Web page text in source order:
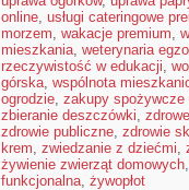
online, usługi cateringowe
morzem, wakacje premium,
mieszkania, weterynaria
rzeczywistość w edukacji,
górska, wspólnota
ogrodzie, zakupy spożywcze
zbieranie deszczówki,
zdrowie publiczne, zdrowie
krem, zwiedzanie z dziećmi,
żywienie zwierząt domowych,
funkcjonalna, żywopłot